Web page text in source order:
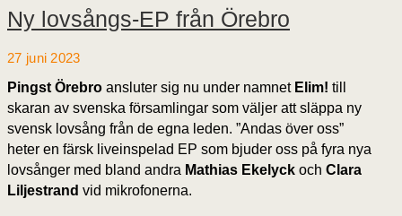
Ny lovsångs-EP från Örebro
27 juni 2023
Pingst Örebro ansluter sig nu under namnet Elim! till
skaran av svenska församlingar som väljer att släppa ny
svensk lovsång från de egna leden. ”Andas över oss”
heter en färsk liveinspelad EP som bjuder oss på fyra nya
lovsånger med bland andra Mathias Ekelyck och Clara
Liljestrand vid mikrofonerna.